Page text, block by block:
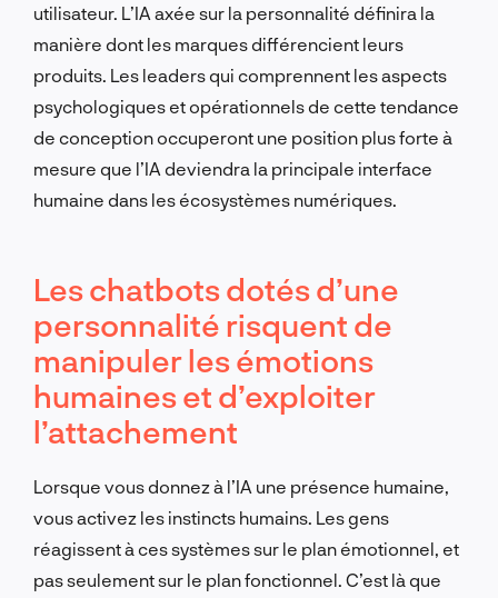
utilisateur. L’IA axée sur la personnalité définira la
manière dont les marques différencient leurs
produits. Les leaders qui comprennent les aspects
psychologiques et opérationnels de cette tendance
de conception occuperont une position plus forte à
mesure que l’IA deviendra la principale interface
humaine dans les écosystèmes numériques.
Les chatbots dotés d’une
personnalité risquent de
manipuler les émotions
humaines et d’exploiter
l’attachement
Lorsque vous donnez à l’IA une présence humaine,
vous activez les instincts humains. Les gens
réagissent à ces systèmes sur le plan émotionnel, et
pas seulement sur le plan fonctionnel. C’est là que